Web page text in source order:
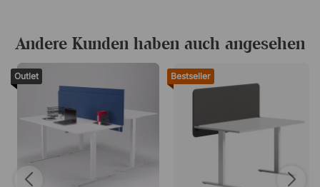
Andere Kunden haben auch angesehen
Outlet Bestseller